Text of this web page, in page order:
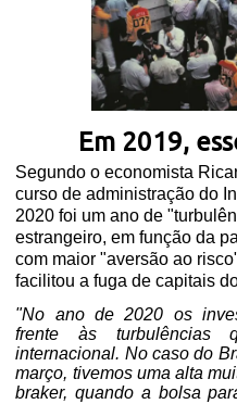
Em 2019,
Segundo o economista
curso de administração do
2020 foi um ano de
estrangeiro, em função da
com maior "aversão ao
facilitou a fuga de capitais
"No ano de 2020 os
frente às turbulências
internacional. No caso do
março, tivemos uma alta
braker, quando a bolsa